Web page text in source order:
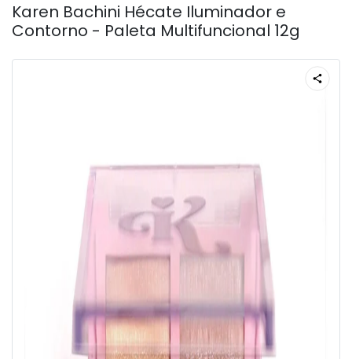
Karen Bachini Hécate Iluminador e
Contorno - Paleta Multifuncional 12g